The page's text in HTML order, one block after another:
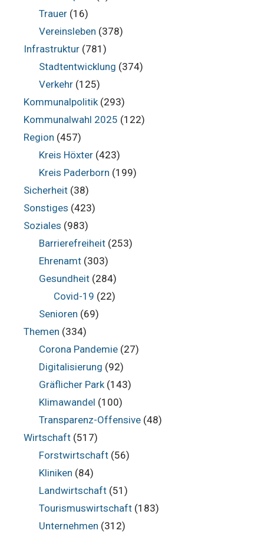
Trauer(16)
Vereinsleben (378)
Infrastruktur (781)
Stadtentwicklung (374)
Verkehr(125)
Kommunalpolitik (293)
Kommunalwahl 2025 (122)
Region (457)
Kreis Höxter(423)
Kreis Paderborn (199)
Sicherheit (38)
Sonstiges (423)
Soziales (983)
Barrierefreiheit(253)
Ehrenamt(303)
Gesundheit(284)
Covid-19 (22)
Senioren (69)
Themen (334)
Corona Pandemie(27)
Digitalisierung (92)
Gräflicher Park(143)
Klimawandel (100)
Transparenz-Offensive(48)
Wirtschaft (517)
Forstwirtschaft(56)
Kliniken (84)
Landwirtschaft(51)
Tourismuswirtschaft(183)
Unternehmen (312)